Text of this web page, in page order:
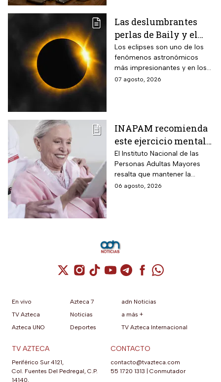
Las deslumbrantes
perlas de Baily y el
anillo de diamantes
que se verán en el
eclipse solar total
Los eclipses son uno de los
fenómenos astronómicos
más impresionantes y en los
próximos días habrá un
07 agosto, 2026
INAPAM recomienda
este ejercicio mental
para adultos mayores
5 veces a la semana
durante 3 meses para
mejorar la atención
El Instituto Nacional de las
Personas Adultas Mayores
resalta que mantener la
disciplina es la clave para
06 agosto, 2026
Cuenta de X / Twitter (se abre en una
Cuenta de Instagram (se abre en una
Cuenta de TikTok (se abre en
Cuenta de YouTube (se abre
Cuenta de Telegram (se
Cuenta de
Cuenta de
En vivo
TV Azteca
Azteca UNO
Azteca 7
Noticias
Deportes
adn Noticias
a más +
TV Azteca Internacional
TV AZTECA
Periférico Sur 4121,
Col. Fuentes Del Pedregal, C.P.
14140,
CONTACTO
contacto@tvazteca.com
55 1720 1313
Conmutador